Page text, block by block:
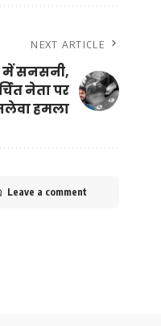
NEXT ARTICLE
में सनसनी,
नेता पर
हमला
Leave a comment